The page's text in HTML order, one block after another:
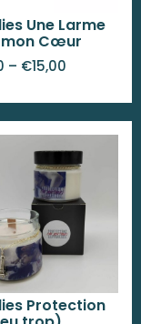
Une Larme
Cœur
– €15,00
Protection